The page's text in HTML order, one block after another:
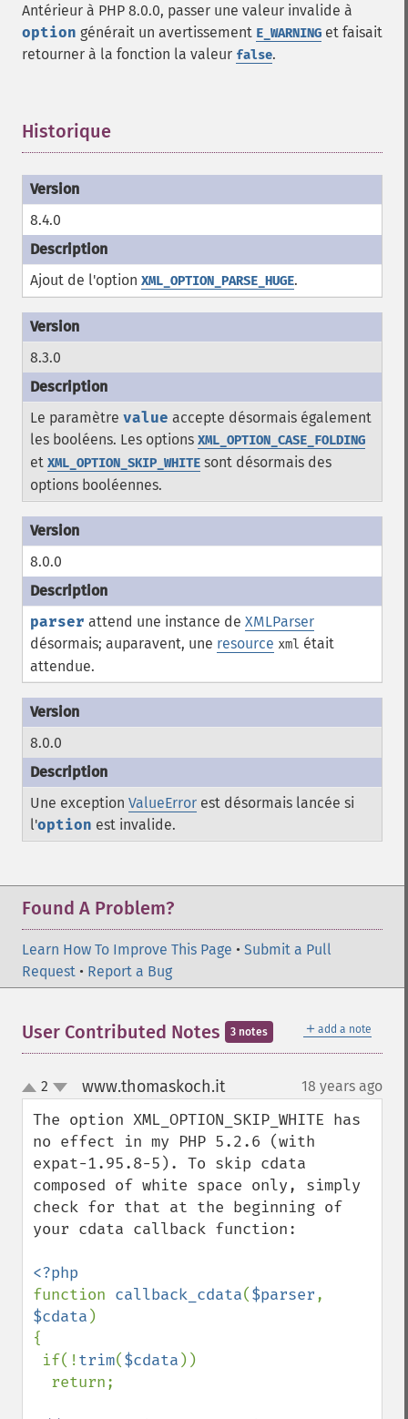
Antérieur à PHP 8.0.0, passer une valeur invalide à
option générait un avertissement E_WARNING et faisait
retourner à la fonction la valeur false.
Historique
8.4.0
Ajout de l'option XML_OPTION_PARSE_HUGE.
8.3.0
Le paramètre value accepte désormais également
les booléens. Les options XML_OPTION_CASE_FOLDING
et XML_OPTION_SKIP_WHITE sont désormais des
options booléennes.
8.0.0
parser attend une instance de XMLParser
désormais; auparavent, une resource xml était
attendue.
8.0.0
Une exception ValueError est désormais lancée si
l'option est invalide.
Found A Problem?
Learn How To Improve This Page • Submit a Pull
Request • Report a Bug
＋ add a note
User Contributed Notes 3 notes
up
down
2 www.thomaskoch.it¶ 18 years ago
The option XML_OPTION_SKIP_WHITE has
no effect in my PHP 5.2.6 (with
expat-1.95.8-5). To skip cdata
composed of white space only, simply
check for that at the beginning of
your cdata callback function:
function callback_cdata($parser
$cdata )
{
if(!trim($cdata ))